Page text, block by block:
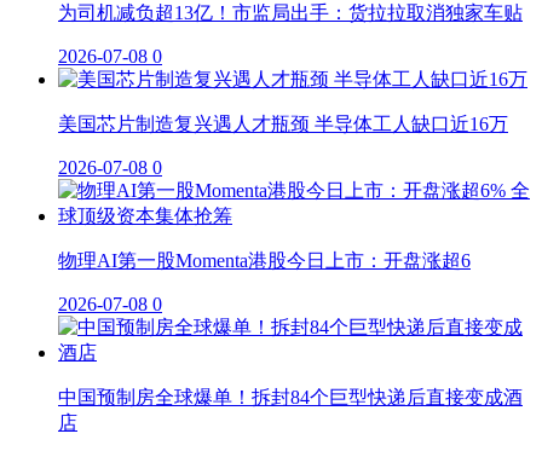
为司机减负超13亿！市监局出手：货拉拉取消独家车贴
2026-07-08 0
美国芯片制造复兴遇人才瓶颈 半导体工人缺口近16万
2026-07-08 0
物理AI第一股Momenta港股今日上市：开盘涨超6
2026-07-08 0
中国预制房全球爆单！拆封84个巨型快递后直接变成酒
店